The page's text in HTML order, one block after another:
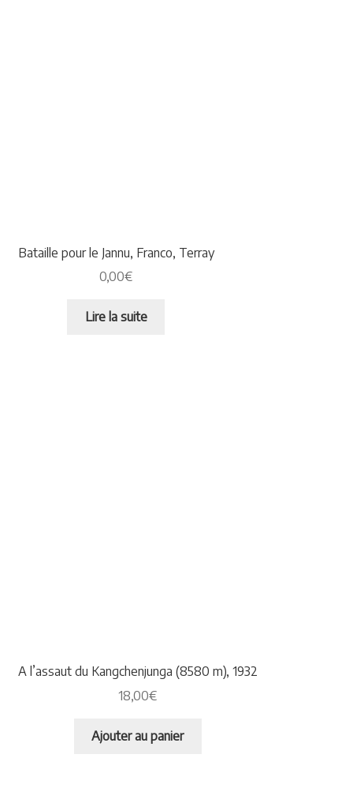
Bataille pour le Jannu, Franco, Terray
0,00€
Lire la suite
A l’assaut du Kangchenjunga (8580 m), 1932
18,00€
Ajouter au panier